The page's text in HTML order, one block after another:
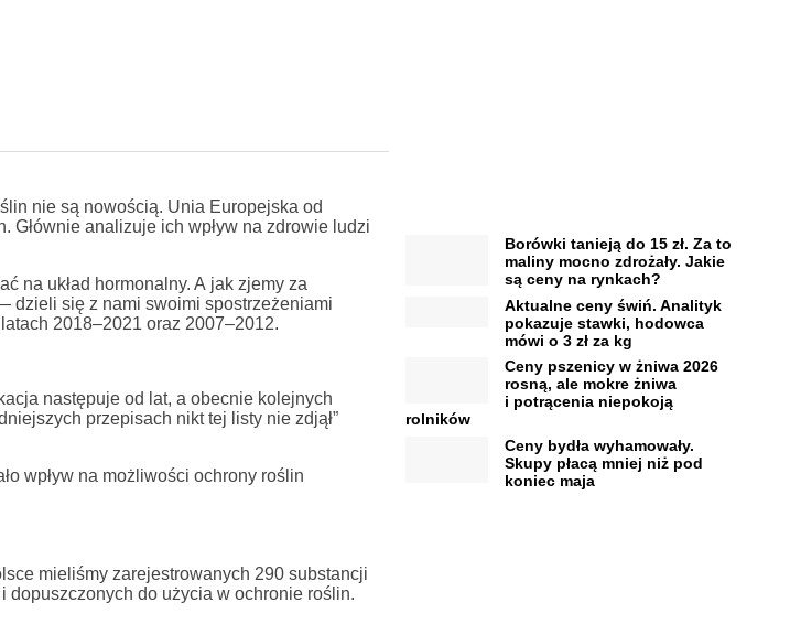
nie są nowością. Unia Europejska od
analizuje ich wpływ na zdrowie ludzi
na układ hormonalny. A jak zjemy za
dzieli się z nami swoimi spostrzeżeniami
2018–2021 oraz 2007–2012.
następuje od lat, a obecnie kolejnych
przepisach nikt tej listy nie zdjął”
wpływ na możliwości ochrony roślin
mieliśmy zarejestrowanych 290 substancji
dopuszczonych do użycia w ochronie roślin.
Borówki tanieją do 15 zł. Za to
maliny mocno zdrożały. Jakie
są ceny na rynkach?
Aktualne ceny świń. Analityk
pokazuje stawki, hodowca
mówi o 3 zł za kg
Ceny pszenicy w żniwa 2026
rosną, ale mokre żniwa
i potrącenia niepokoją
rolników
Ceny bydła wyhamowały.
Skupy płacą mniej niż pod
koniec maja